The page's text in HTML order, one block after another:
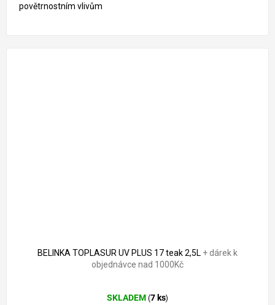
povětrnostním vlivům
BELINKA TOPLASUR UV PLUS 17 teak 2,5L + dárek k
objednávce nad 1000Kč
hodnocení
SKLADEM (7 ks)